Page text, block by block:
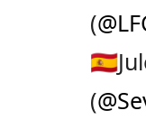
(
(